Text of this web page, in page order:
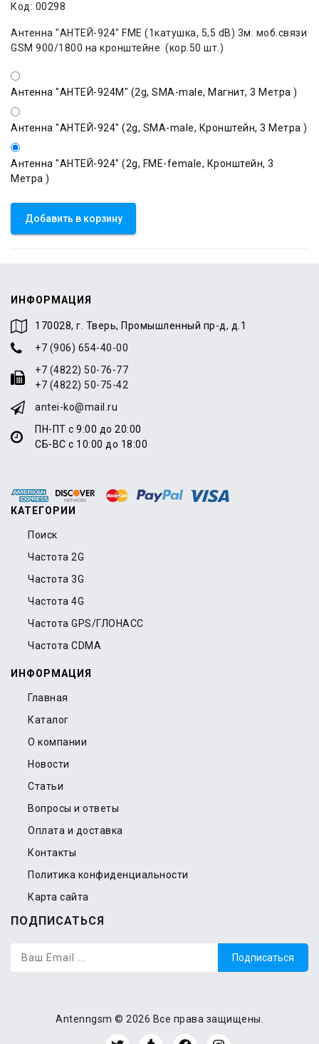
Код: 00298
Антенна "АНТЕЙ-924" FME (1катушка, 5,5 dB) 3м. моб.связи
GSM 900/1800 на кронштейне (кор.50 шт.)
Антенна "АНТЕЙ-924М" (2g, SMA-male, Магнит, 3 Метра )
Антенна "АНТЕЙ-924" (2g, SMA-male, Кронштейн, 3 Метра )
Антенна "АНТЕЙ-924" (2g, FME-female, Кронштейн, 3
Метра )
Добавить в корзину
ИНФОРМАЦИЯ
170028, г. Тверь, Промышленный пр-д, д.1
+7 (906) 654-40-00
+7 (4822) 50-76-77
+7 (4822) 50-75-42
antei-ko@mail.ru
ПН-ПТ с 9:00 до 20:00
СБ-ВС с 10:00 до 18:00
КАТЕГОРИИ
Поиск
Частота 2G
Частота 3G
Частота 4G
Частота GPS/ГЛОНАСС
Частота CDMA
ИНФОРМАЦИЯ
Главная
Каталог
О компании
Новости
Статьи
Вопросы и ответы
Оплата и доставка
Контакты
Политика конфиденциальности
Карта сайта
ПОДПИСАТЬСЯ
Подписаться
Antenngsm © 2026 Все права защищены.